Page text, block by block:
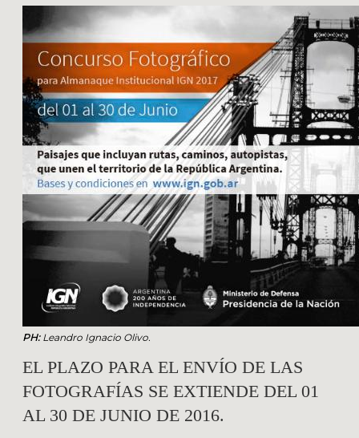
PH:Leandro Ignacio Olivo.
EL PLAZO PARA EL ENVÍO DE LAS
FOTOGRAFÍAS SE EXTIENDE DEL 01
AL 30 DE JUNIO DE 2016.